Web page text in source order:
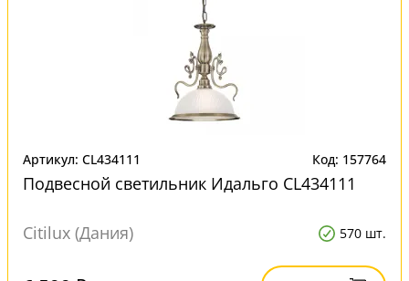
Артикул: CL434111 Код: 157764
Подвесной светильник Идальго CL434111
Citilux (Дания) 570 шт.